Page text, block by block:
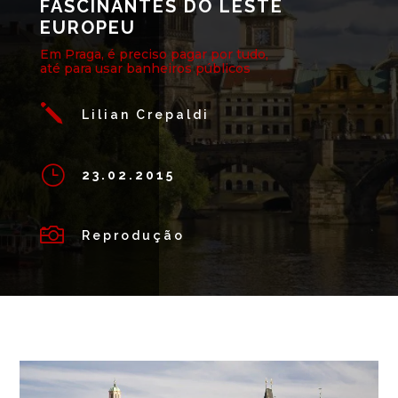
FASCINANTES DO LESTE
EUROPEU
Em Praga, é preciso pagar por tudo,
até para usar banheiros públicos
j Lilian Crepaldi
} 23.02.2015
 Reprodução